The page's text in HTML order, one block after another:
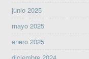
junio 2025
mayo 2025
enero 2025